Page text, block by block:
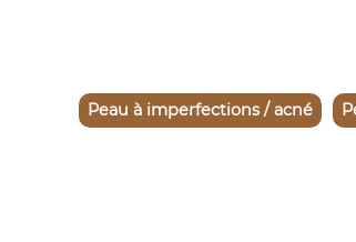
Peau à imperfections / acné